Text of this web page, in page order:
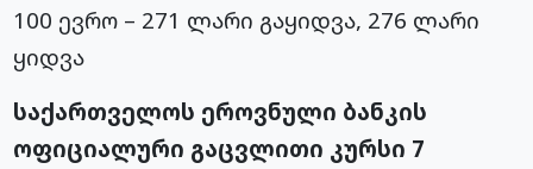
100 ევრო – 271 ლარი გაყიდვა, 276 ლარი
ყიდვა
საქართველოს ეროვნული ბანკის
ოფიციალური გაცვლითი კურსი 7